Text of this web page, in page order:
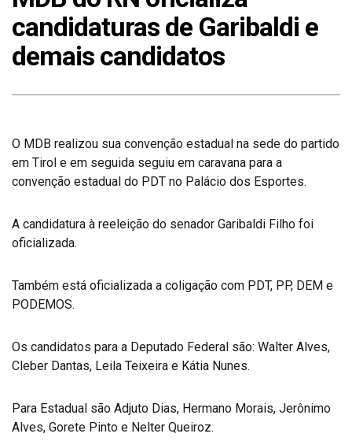
candidaturas de Garibaldi e
demais candidatos
O MDB realizou sua convenção estadual na sede do partido
em Tirol e em seguida seguiu em caravana para a
convenção estadual do PDT no Palácio dos Esportes.
A candidatura à reeleição do senador Garibaldi Filho foi
oficializada.
Também está oficializada a coligação com PDT, PP, DEM e
PODEMOS.
Os candidatos para a Deputado Federal são: Walter Alves,
Cleber Dantas, Leila Teixeira e Kátia Nunes.
Para Estadual são Adjuto Dias, Hermano Morais, Jerônimo
Alves, Gorete Pinto e Nelter Queiroz.